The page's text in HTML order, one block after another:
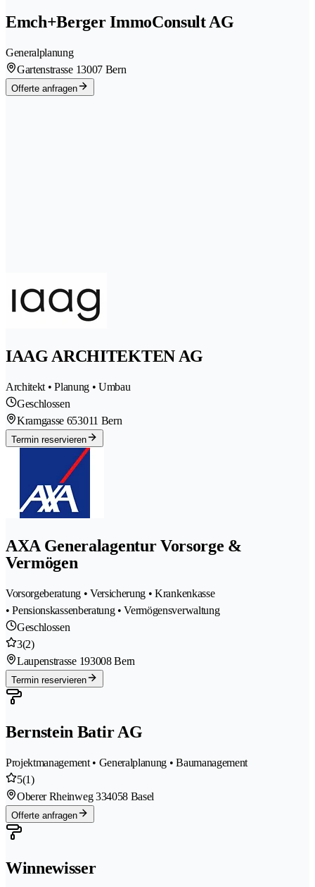
Emch+Berger ImmoConsult AG
Generalplanung
Gartenstrasse 13007 Bern
Offerte anfragen
IAAG ARCHITEKTEN AG
Architekt • Planung • Umbau
Geschlossen
Kramgasse 653011 Bern
Termin reservieren
AXA Generalagentur Vorsorge &
Vermögen
Vorsorgeberatung • Versicherung • Krankenkasse
• Pensionskassenberatung • Vermögensverwaltung
Geschlossen
3(2)
Laupenstrasse 193008 Bern
Termin reservieren
Bernstein Batir AG
Projektmanagement • Generalplanung • Baumanagement
5(1)
Oberer Rheinweg 334058 Basel
Offerte anfragen
Winnewisser